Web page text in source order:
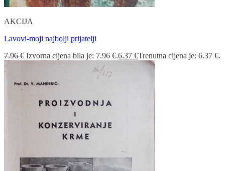
AKCIJA
Lavovi-moji najbolji prijatelji
7.96€ Izvorna cijena bila je: 7.96 €.6.37 €Trenutna cijena je: 6.37 €.